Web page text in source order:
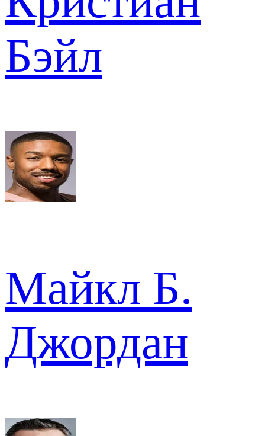
Бэйл
Майкл Б.
Джордан